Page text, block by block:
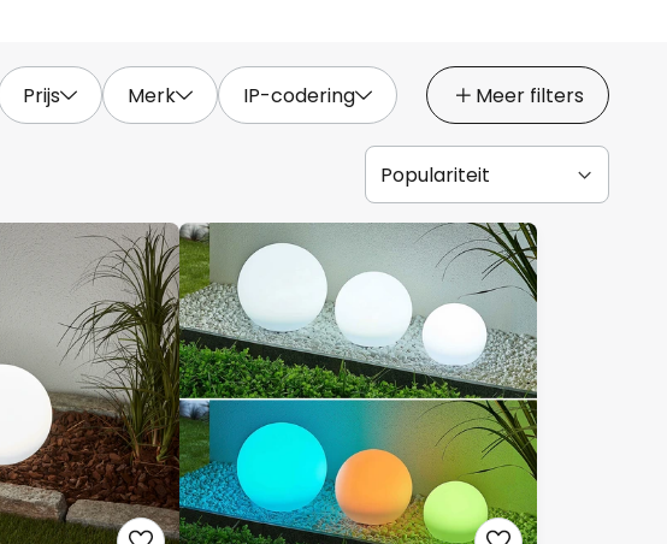
Prijs Merk IP-codering Meer filters